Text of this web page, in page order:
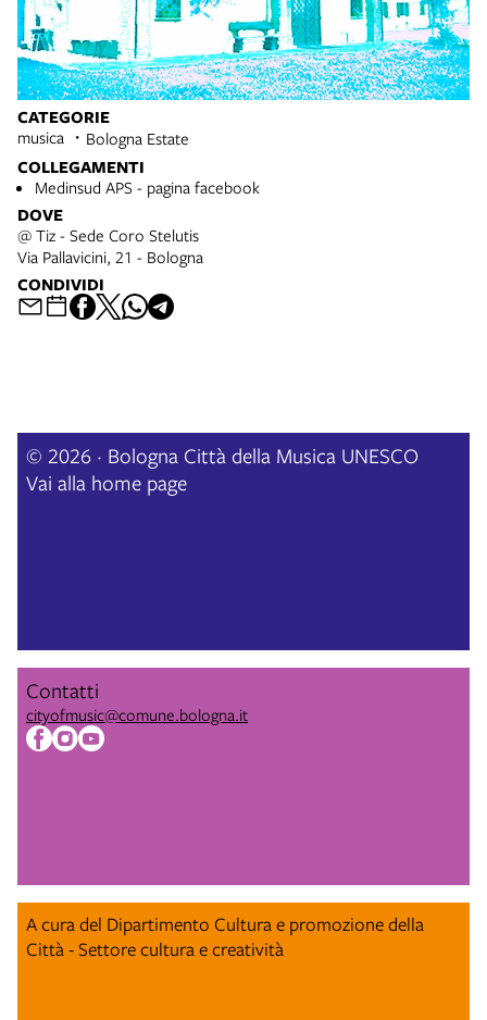
CATEGORIE
musica Bologna Estate
COLLEGAMENTI
Medinsud APS - pagina facebook
DOVE
@ Tiz - Sede Coro Stelutis
Via Pallavicini, 21 - Bologna
CONDIVIDI
© 2026 · Bologna Città della Musica UNESCO
Vai alla home page
Contatti
cityofmusic@comune.bologna.it
A cura del Dipartimento Cultura e promozione della
Città - Settore cultura e creatività